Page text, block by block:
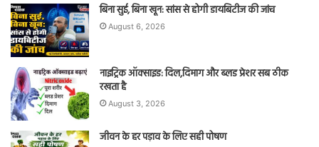
बिना सुई, बिना खून: सांस से होगी डायबिटीज की जांच
August 6, 2026
नाइट्रिक ऑक्साइड: दिल,दिमाग और ब्लड प्रेशर सब ठीक
रखता है
August 3, 2026
जीवन के हर पड़ाव के लिए सही पोषण